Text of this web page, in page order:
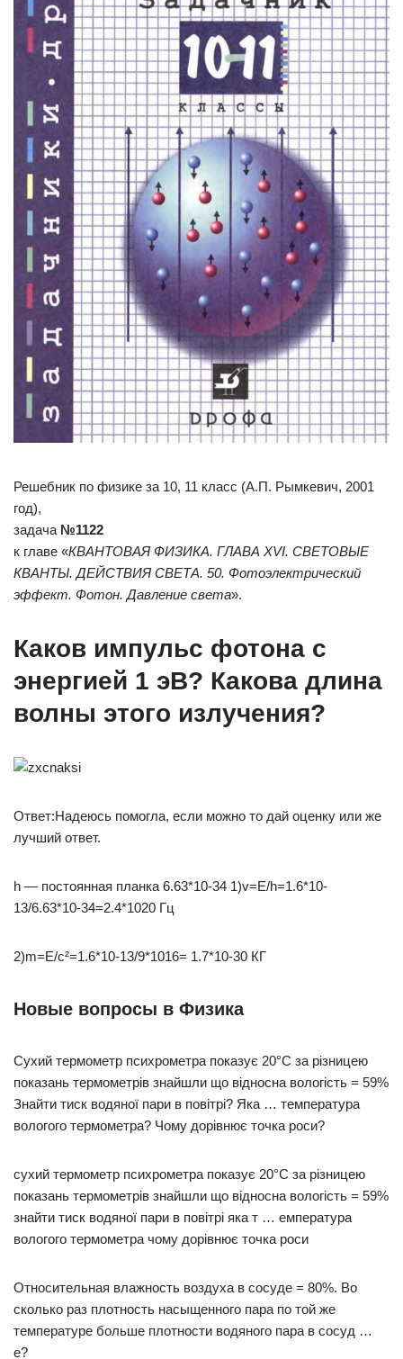
Решебник по физике за 10, 11 класс (А.П. Рымкевич, 2001
год),
задача №1122
к главе «КВАНТОВАЯ ФИЗИКА. ГЛАВА XVI. СВЕТОВЫЕ
КВАНТЫ. ДЕЙСТВИЯ СВЕТА. 50. Фотоэлектрический
эффект. Фотон. Давление света».
Каков импульс фотона с
энергией 1 эВ? Какова длина
волны этого излучения?​
Ответ:Надеюсь помогла, если можно то дай оценку или же
лучший ответ.
h — постоянная планка 6.63*10-34 1)v=E/h=1.6*10-
13/6.63*10-34=2.4*1020 Гц
2)m=E/c²=1.6*10-13/9*1016= 1.7*10-30 КГ
Новые вопросы в Физика
Сухий термометр психрометра показує 20°С за різницею
показань термометрів знайшли що відносна вологість = 59%
Знайти тиск водяної пари в повітрі? Яка … температура
вологого термометра? Чому дорівнює точка роси?
сухий термометр психрометра показує 20°С за різницею
показань термометрів знайшли що відносна вологість = 59%
знайти тиск водяної пари в повітрі яка т … емпература
вологого термометра чому дорівнює точка роси
Относительная влажность воздуха в сосуде = 80%. Во
сколько раз плотность насыщенного пара по той же
температуре больше плотности водяного пара в сосуд …
е?